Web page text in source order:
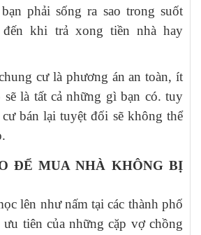
phải sống ra sao trong suốt
đến khi trả xong tiền nhà hay
cư là phương án an toàn, ít
là tất cả những gì bạn có. tuy
bán lại tuyệt đối sẽ không thể
ĐỂ MUA NHÀ KHÔNG BỊ
lên như nấm tại các thành phố
tiên của những cặp vợ chồng